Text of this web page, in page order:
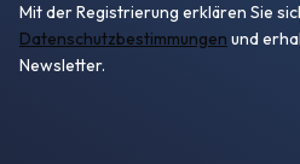
Mit der Registrierung erklären Sie
Datenschutzbestimmungen und
Newsletter.